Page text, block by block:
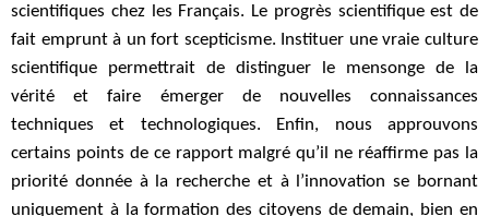
scientifiques chez les Français. Le progrès scientifique est de
fait emprunt à un fort scepticisme. Instituer une vraie culture
scientifique permettrait de distinguer le mensonge de la
vérité et faire émerger de nouvelles connaissances
techniques et technologiques. Enfin, nous approuvons
certains points de ce rapport malgré qu’il ne réaffirme pas la
priorité donnée à la recherche et à l’innovation se bornant
uniquement à la formation des citoyens de demain, bien en